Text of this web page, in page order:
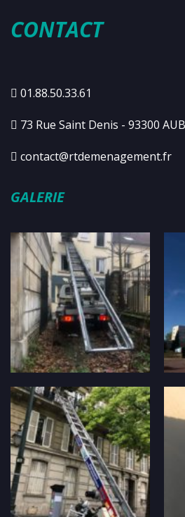
CONTACT
01.88.50.33.61
73 Rue Saint Denis - 93300
contact@rtdemenagement.fr
GALERIE